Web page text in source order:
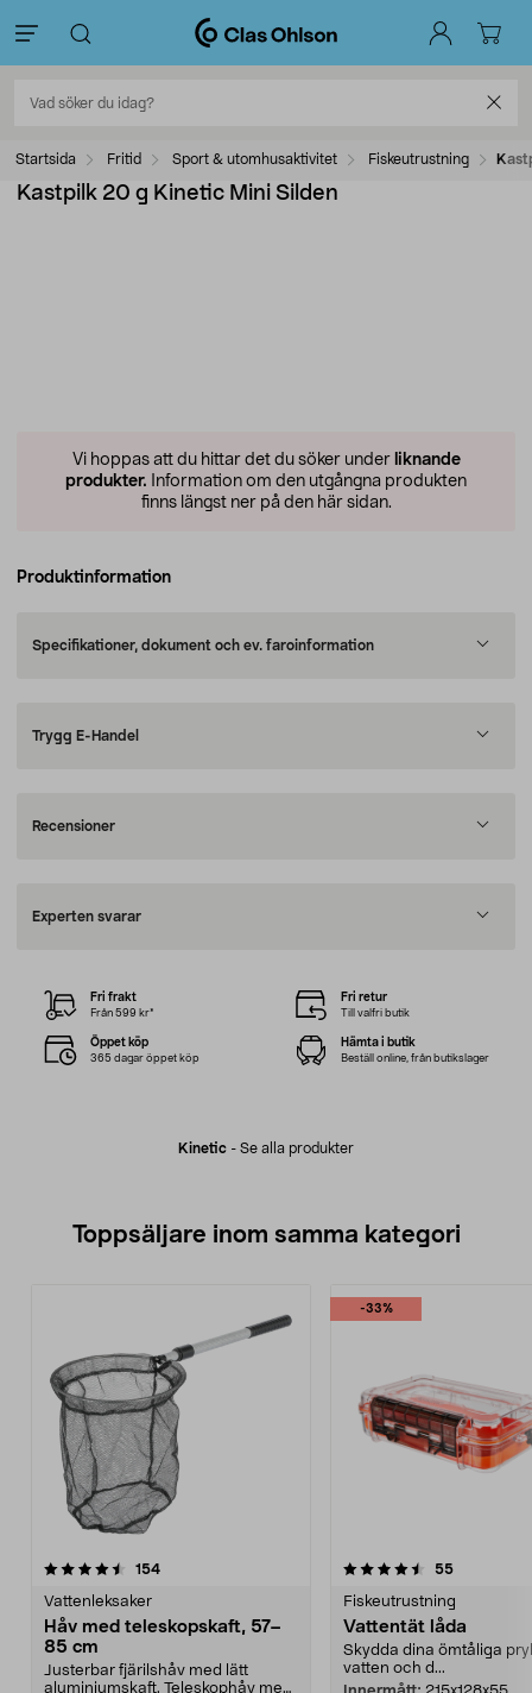
Startsida Fritid Sport & utomhusaktivitet Fiskeutrustning
Kastpilk 20 g Kinetic Mini Silden
Vi hoppas att du hittar det du söker under liknande
produkter. Information om den utgångna produkten
finns längst ner på den här sidan.
Produktinformation
Specifikationer, dokument och ev. faroinformation
Trygg E-Handel
Recensioner
Experten svarar
Kinetic - Se alla produkter
Fri frakt
Från 599 kr*
Fri retur
Till valfri butik
Öppet köp
365 dagar öppet köp
Hämta i butik
Beställ online, från butikslager
Toppsäljare inom samma kategori
154recensioner
Vattenleksaker
Håv med teleskopskaft, 57–
85 cm
Justerbar fjärilshåv med lätt
aluminiumskaft. Teleskophåv med
-33%
4.5 av 5 stjärnor 55recensioner
Fiskeutrustning
Vattentät låda
Skydda dina ömtåliga
vatten och d...
4.5 av 5 stjärnor